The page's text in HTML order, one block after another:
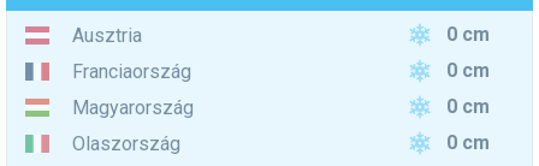
Ausztria
0 cm
Franciaország
0 cm
Magyarország
0 cm
Olaszország
0 cm